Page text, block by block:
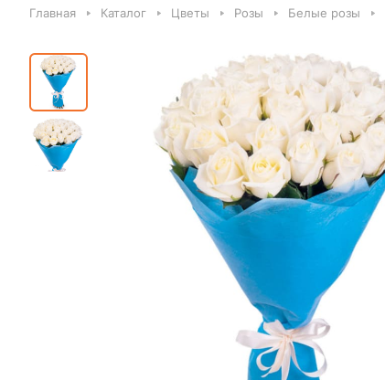
Главная Каталог Цветы Розы Белые розы